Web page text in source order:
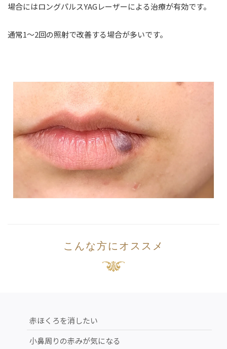
場合にはロングパルスYAGレーザーによる治療が有効です。
通常1～2回の照射で改善する場合が多いです。
こんな方にオススメ
赤ほくろを消したい
小鼻周りの赤みが気になる